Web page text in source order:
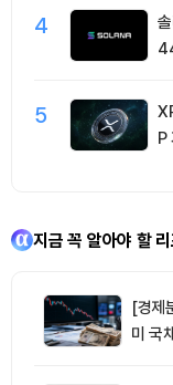
4
5
P
지금 꼭 알아야 할
[경제
미 국